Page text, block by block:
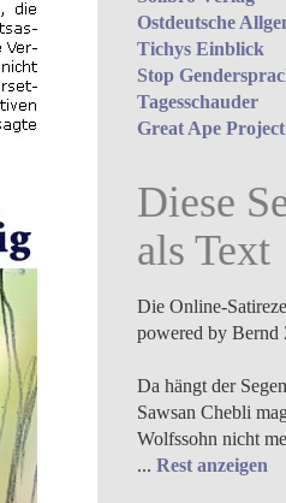
Ostdeutsche
Tichys Einblick
Stop
Tagesschauder
Great Ape Project
Diese
als Text
Die Online-
powered by Bernd
Da hängt der
Sawsan Chebli
Wolfssohn nicht
... Rest anzeigen